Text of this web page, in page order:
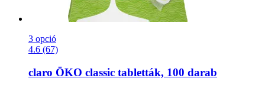
3 opció
4.6 (67)
claro ÖKO classic tabletták, 100 darab